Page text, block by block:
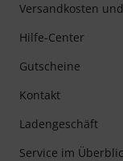
Versandkosten
Hilfe-Center
Gutscheine
Kontakt
Ladengeschäft
Service im